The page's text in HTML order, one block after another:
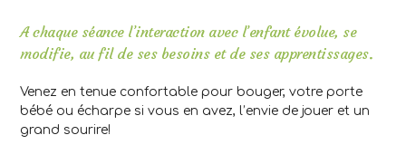
A chaque séance l’interaction avec l’enfant évolue, se
modifie, au fil de ses besoins et de ses apprentissages.
Venez en tenue confortable pour bouger, votre porte
bébé ou écharpe si vous en avez, l’envie de jouer et un
grand sourire!